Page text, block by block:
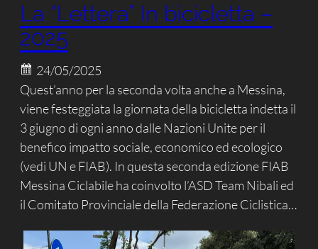
La “Lettera” In bicicletta –
2025
24/05/2025
Quest’anno per la seconda volta anche a Messina,
viene festeggiata la giornata della bicicletta indetta il
3 giugno di ogni anno dalle Nazioni Unite per il
benefico impatto sociale, economico ed ecologico
(vedi UN e FIAB). In questa seconda edizione FIAB
Messina Ciclabile ha coinvolto l’ASD Team Nibali ed
il Comitato Provinciale della Federazione Ciclistica…